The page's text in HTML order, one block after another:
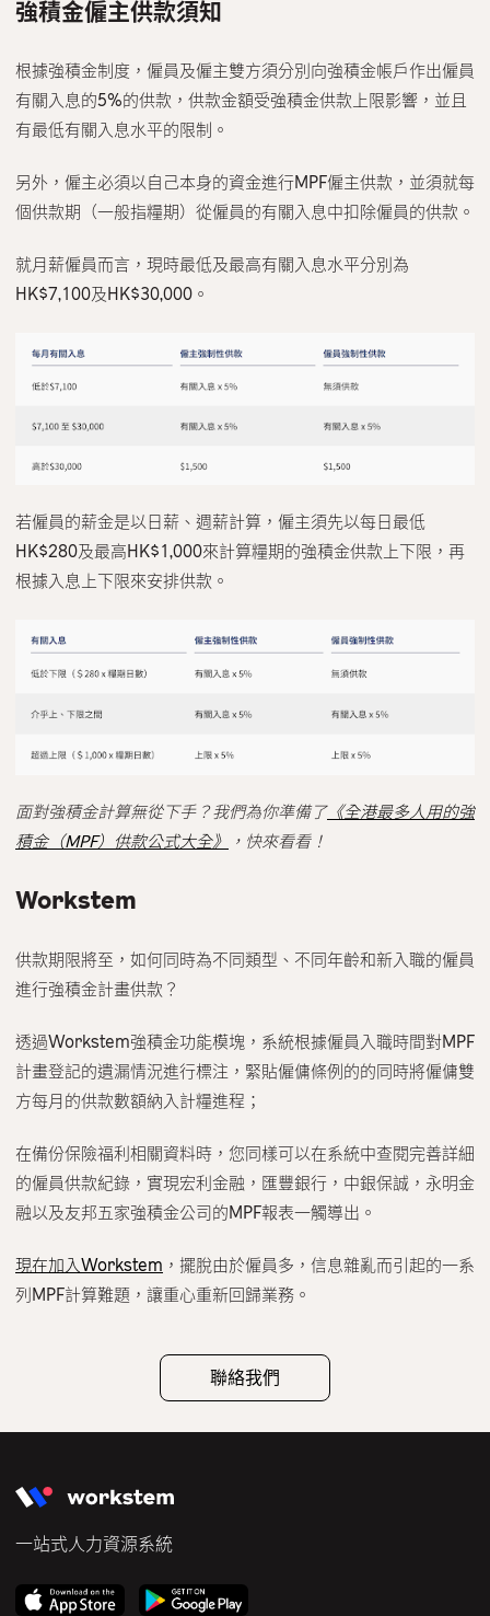
強積金僱主供款須知
根據強積金制度，僱員及僱主雙方須分別向強積金帳戶作出僱員
有關入息的5%的供款，供款金額受強積金供款上限影響，並且
有最低有關入息水平的限制。
另外，僱主必須以自己本身的資金進行MPF僱主供款，並須就每
個供款期（一般指糧期）從僱員的有關入息中扣除僱員的供款。
就月薪僱員而言，現時最低及最高有關入息水平分別為
HK$7,100及HK$30,000。
若僱員的薪金是以日薪、週薪計算，僱主須先以每日最低
HK$280及最高HK$1,000來計算糧期的強積金供款上下限，再
根據入息上下限來安排供款。
面對強積金計算無從下手？我們為你準備了《全港最多人用的強
積金（MPF）供款公式大全》
，快來看看！
Workstem
供款期限將至，如何同時為不同類型、不同年齡和新入職的僱員
進行強積金計畫供款？
透過Workstem強積金功能模塊，系統根據僱員入職時間對MPF
計畫登記的遺漏情況進行標注，緊貼僱傭條例的的同時將僱傭雙
方每月的供款數額納入計糧進程；
在備份保險福利相關資料時，您同樣可以在系統中查閱完善詳細
的僱員供款紀錄，實現​​宏利金融，匯豐銀行，中銀保誠，永明金
融以及友邦五家強積金公司的MPF報表一觸導出。
現在加入Workstem ，擺脫由於僱員多，信息雜亂而引起的一系
列MPF計算難題，讓重心重新回歸業務。
聯絡我們
一站式人力資源系統